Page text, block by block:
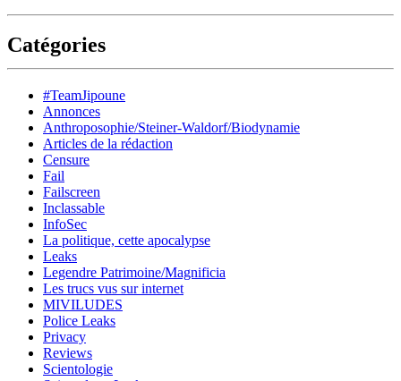
Catégories
#TeamJipoune
Annonces
Anthroposophie/Steiner-Waldorf/Biodynamie
Articles de la rédaction
Censure
Fail
Failscreen
Inclassable
InfoSec
La politique, cette apocalypse
Leaks
Legendre Patrimoine/Magnificia
Les trucs vus sur internet
MIVILUDES
Police Leaks
Privacy
Reviews
Scientologie